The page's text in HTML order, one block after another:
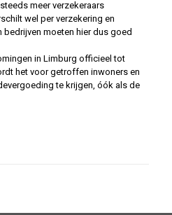
meer verzekeraars
wel per verzekering en
bedrijven moeten hier dus goed
in Limburg officieel tot
het voor getroffen inwoners en
te krijgen, óók als de